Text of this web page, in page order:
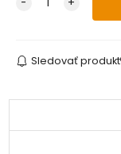
Sledovať produkt